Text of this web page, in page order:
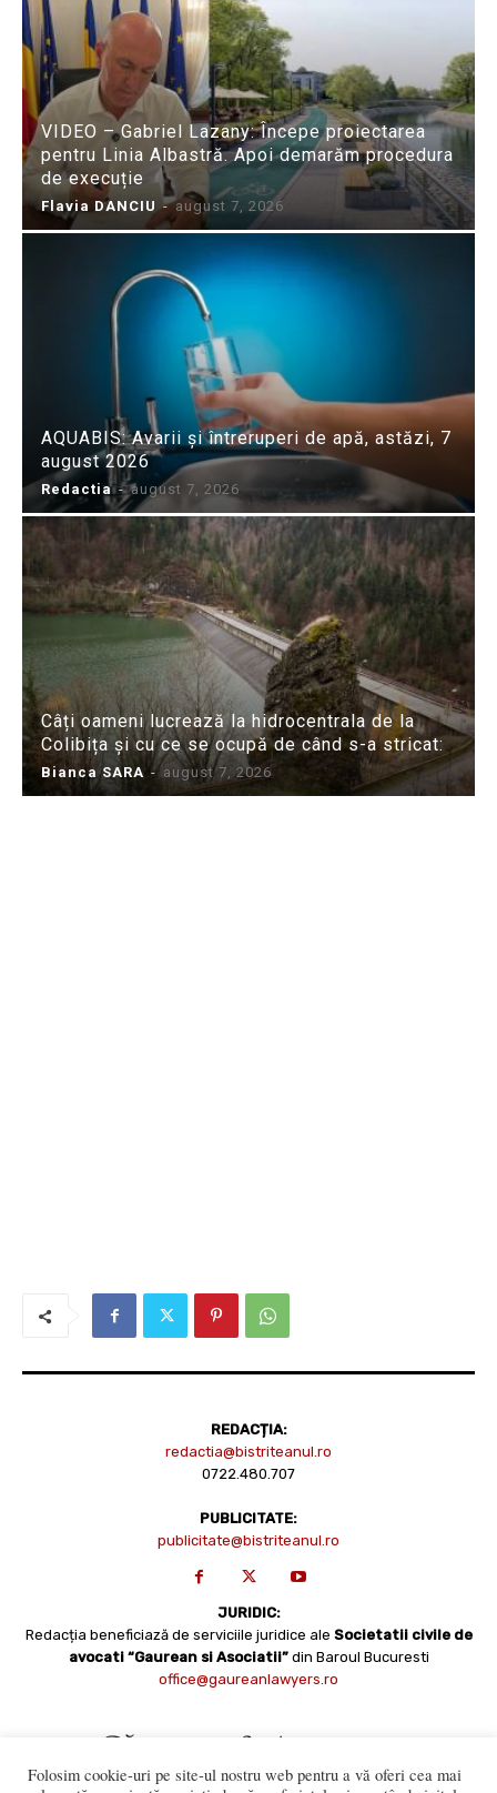
VIDEO – Gabriel Lazany: Începe proiectarea
pentru Linia Albastră. Apoi demarăm procedura
de execuție
Flavia DANCIU - august 7, 2026
AQUABIS: Avarii și întreruperi de apă, astăzi, 7
august 2026
Redactia - august 7, 2026
Câți oameni lucrează la hidrocentrala de la
Colibița și cu ce se ocupă de când s-a stricat:
Bianca SARA - august 7, 2026
REDACȚIA:
redactia@bistriteanul.ro
0722.480.707
PUBLICITATE:
publicitate@bistriteanul.ro
JURIDIC:
Redacția beneficiază de serviciile juridice ale Societatii civile de
avocati “Gaurean si Asociatii” din Baroul Bucuresti
office@gaureanlawyers.ro
Folosim cookie-uri pe site-ul nostru web pentru a vă oferi cea mai